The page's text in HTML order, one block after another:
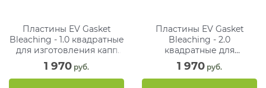
Пластины EV Gasket
Bleaching - 1.0 квадратные
для изготовления капп
при отбеливании, 127 мм
(25 шт)
1 970 руб.
Пластины EV Gasket
Bleaching - 2.0
квадратные для
изготовления капп при
отбеливании, 127 мм (12
шт)
1 970 руб.